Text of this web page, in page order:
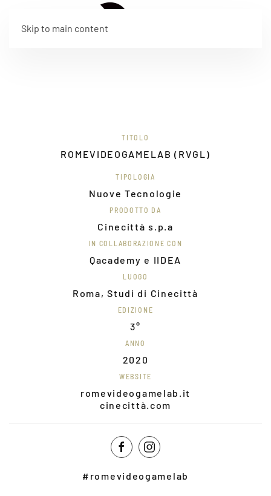
Skip to main content
TITOLO
ROMEVIDEOGAMELAB (RVGL)
TIPOLOGIA
Nuove Tecnologie
PRODOTTO DA
Cinecittà s.p.a
IN COLLABORAZIONE CON
Qacademy e IIDEA
LUOGO
Roma, Studi di Cinecittà
EDIZIONE
3°
ANNO
2020
WEBSITE
romevideogamelab.it
cinecittà.com
#romevideogamelab